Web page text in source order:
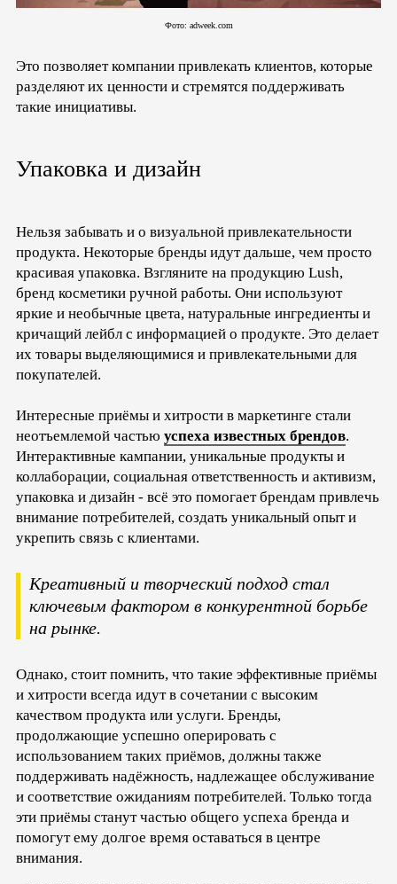
Фото: adweek.com
Это позволяет компании привлекать клиентов, которые
разделяют их ценности и стремятся поддерживать
такие инициативы.
Упаковка и дизайн
Нельзя забывать и о визуальной привлекательности
продукта. Некоторые бренды идут дальше, чем просто
красивая упаковка. Взгляните на продукцию Lush,
бренд косметики ручной работы. Они используют
яркие и необычные цвета, натуральные ингредиенты и
кричащий лейбл с информацией о продукте. Это делает
их товары выделяющимися и привлекательными для
покупателей.
Интересные приёмы и хитрости в маркетинге стали
неотъемлемой частью успеха известных брендов.
Интерактивные кампании, уникальные продукты и
коллаборации, социальная ответственность и активизм,
упаковка и дизайн - всё это помогает брендам привлечь
внимание потребителей, создать уникальный опыт и
укрепить связь с клиентами.
Креативный и творческий подход стал
ключевым фактором в конкурентной борьбе
на рынке.
Однако, стоит помнить, что такие эффективные приёмы
и хитрости всегда идут в сочетании с высоким
качеством продукта или услуги. Бренды,
продолжающие успешно оперировать с
использованием таких приёмов, должны также
поддерживать надёжность, надлежащее обслуживание
и соответствие ожиданиям потребителей. Только тогда
эти приёмы станут частью общего успеха бренда и
помогут ему долгое время оставаться в центре
внимания.